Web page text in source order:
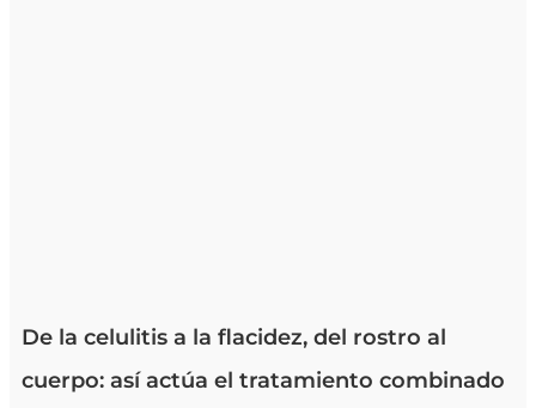
De la celulitis a la flacidez, del rostro al
cuerpo: así actúa el tratamiento combinado